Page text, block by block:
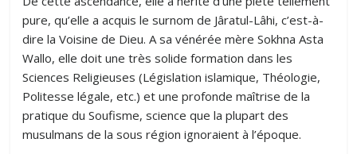
pure, qu’elle a acquis le surnom de Jâratul-Lâhi, c’est-à-
dire la Voisine de Dieu. A sa vénérée mère Sokhna Asta
Wallo, elle doit une très solide formation dans les
Sciences Religieuses (Législation islamique, Théologie,
Politesse légale, etc.) et une profonde maîtrise de la
pratique du Soufisme, science que la plupart des
musulmans de la sous région ignoraient à l’époque.